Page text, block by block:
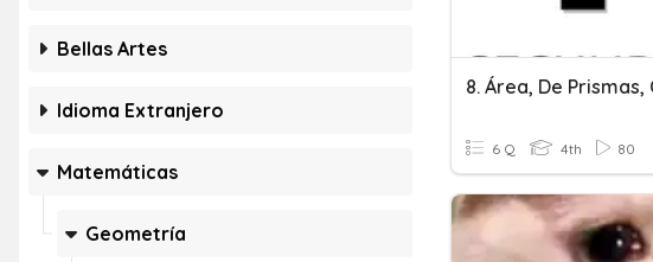
Bellas Artes
Idioma Extranjero
Matemáticas
Geometría
6 Q 4th 80